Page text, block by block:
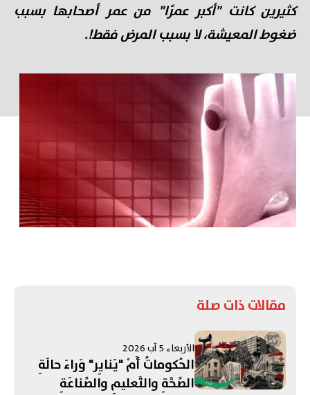
كثيرين كانت "أكبر عمرًا" من عمر أصحابها بسبب
ضغوط المعيشة، لا بسبب المرض فقط!.
مقالات ذات صلة
الأربعاء 5 آب 2026
الحُكوماتُ أَمْ "يَنايِر" وَراءَ حالَةِ
الصِّحَّةِ والتَّعليمِ والصِّناعَةِ